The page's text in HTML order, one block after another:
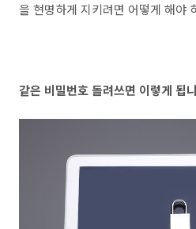
을 현명하게 지키려면 어떻게 해야
같은 비밀번호 돌려쓰면 이렇게 됩